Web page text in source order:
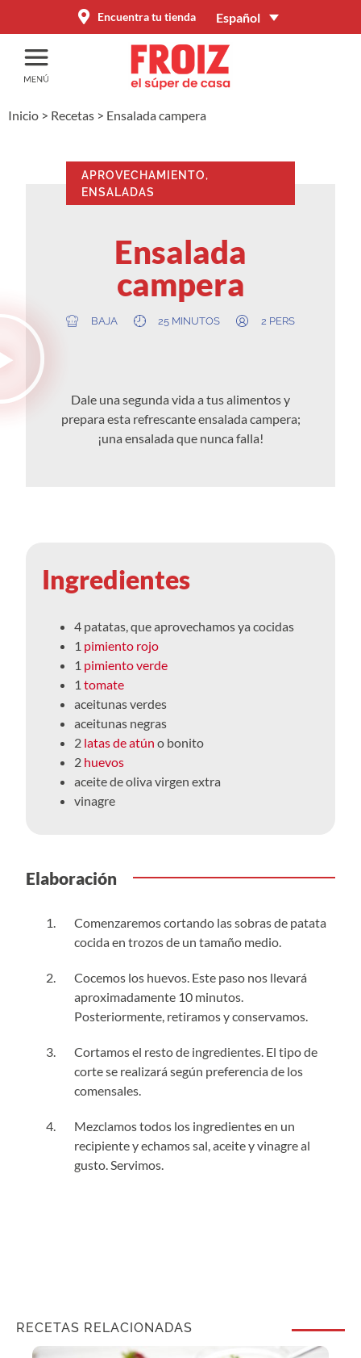
Encuentra tu tienda Español
Inicio > Recetas > Ensalada campera
APROVECHAMIENTO,
ENSALADAS
Ensalada
campera
BAJA 25 MINUTOS 2 PERS
Dale una segunda vida a tus alimentos y
prepara esta refrescante ensalada campera;
¡una ensalada que nunca falla!
Ingredientes
4 patatas, que aprovechamos ya cocidas
1 pimiento rojo
1 pimiento verde
1 tomate
aceitunas verdes
aceitunas negras
2 latas de atún o bonito
2 huevos
aceite de oliva virgen extra
vinagre
Elaboración
Comenzaremos cortando las sobras de patata
cocida en trozos de un tamaño medio.
Cocemos los huevos. Este paso nos llevará
aproximadamente 10 minutos.
Posteriormente, retiramos y conservamos.
Cortamos el resto de ingredientes. El tipo de
corte se realizará según preferencia de los
comensales.
Mezclamos todos los ingredientes en un
recipiente y echamos sal, aceite y vinagre al
gusto. Servimos.
RECETAS RELACIONADAS